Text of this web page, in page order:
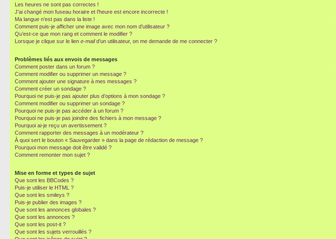
Les heures ne sont pas correctes !
J’ai changé mon fuseau horaire et l’heure est encore incorrecte !
Ma langue n’est pas dans la liste !
Comment puis-je afficher une image avec mon nom d’utilisateur ?
Qu’est-ce que mon rang et comment le modifier ?
Lorsque je clique sur le lien e-maild’un utilisateur, on me demande de me connecter ?
Problèmes liés aux envois de messages
Comment poster dans un forum ?
Comment modifier ou supprimer un message ?
Comment ajouter une signature à mes messages ?
Comment créer un sondage ?
Pourquoi ne puis-je pas ajouter plus d’options à mon sondage ?
Comment modifier ou supprimer un sondage ?
Pourquoi ne puis-je pas accéder à un forum ?
Pourquoi ne puis-je pas joindre des fichiers à mon message ?
Pourquoi ai-je reçu un avertissement ?
Comment rapporter des messages à un modérateur ?
À quoi sert le bouton « Sauvegarder » dans la page de rédaction de message ?
Pourquoi mon message doit être validé ?
Comment remonter mon sujet ?
Mise en forme et types de sujet
Que sont les BBCodes ?
Puis-je utiliser le HTML ?
Que sont les smileys ?
Puis-je publier des images ?
Que sont les annonces globales ?
Que sont les annonces ?
Que sont les post-it ?
Que sont les sujets verrouillés ?